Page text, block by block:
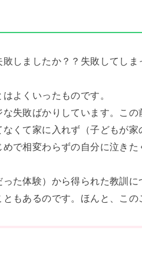
しましたか？？失敗してし
よくいったものです。
失敗ばかりしています。こ
くて家に入れず（子どもが
で相変わらずの自分に泣き
た体験）から得られた教訓に
もあるのです。ほんと、この